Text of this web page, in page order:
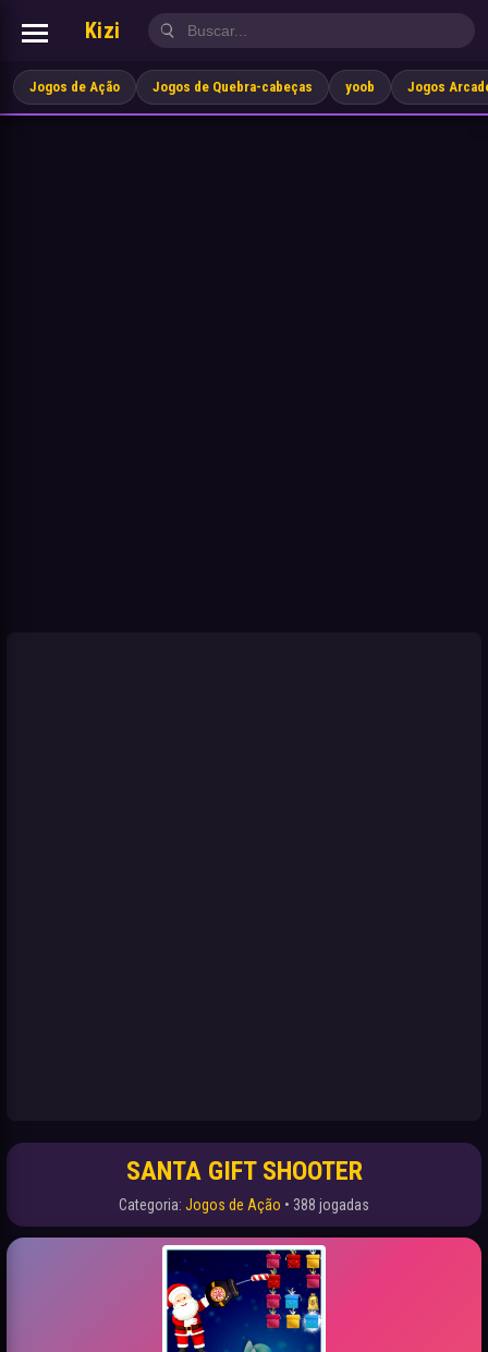
Kizi
Jogos de Ação Jogos de Quebra-cabeças yoob Jogos
SANTA GIFT SHOOTER
Categoria: Jogos de Ação • 388 jogadas